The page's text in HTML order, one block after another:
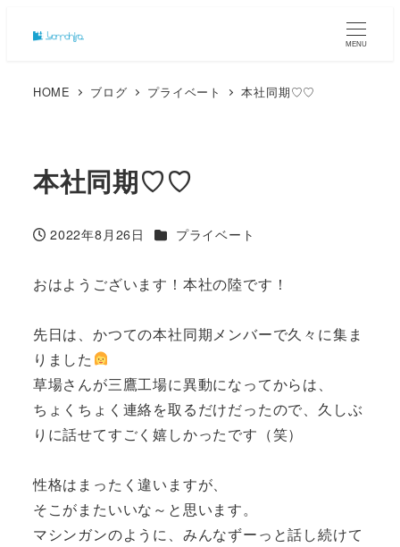
MENU
HOME ブログ プライベート 本社同期♡♡
本社同期♡♡
投稿日
2022年8月26日 カテゴリー
プライベート
おはようございます！本社の陸です！
先日は、かつての本社同期メンバーで久々に集ま
りました
草場さんが三鷹工場に異動になってからは、
ちょくちょく連絡を取るだけだったので、久しぶ
りに話せてすごく嬉しかったです（笑）
性格はまったく違いますが、
そこがまたいいな～と思います。
マシンガンのように、みんなずーっと話し続けて